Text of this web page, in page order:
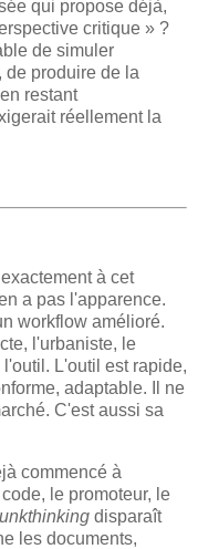
qui propose déjà,
critique » ?
de simuler
de produire de la
restant
réellement la
à cet
a pas l'apparence.
workflow amélioré.
l'urbaniste, le
L'outil est rapide,
adaptable. Il ne
C'est aussi sa
commencé à
le promoteur, le
disparaît
les documents,